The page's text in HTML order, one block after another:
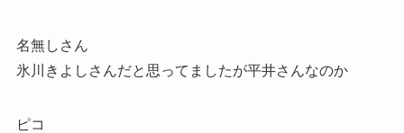
名無しさん
氷川きよしさんだと思ってましたが平井さんなのか
ピコ